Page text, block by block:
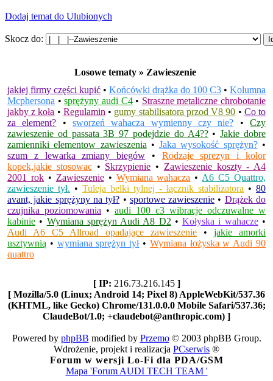
Dodaj temat do Ulubionych
Skocz do:
Losowe tematy » Zawieszenie
jakiej firmy części kupić • Końcówki drążka do 100 C3 • Kolumna
Mcphersona •sprężyny audi C4• Straszne metaliczne chrobotanie
jakby z koła • Regulamin • gumy stabilisatora przod V8 90 • Co to
za element? •sworzeń wahacza wymienny czy nie? •Czy
zawieszenie od passata 3B 97 podejdzie do A4??•Jakie dobre
zamienniki elementow zawieszenia •Jaka wysokość sprężyn?•
szum z lewarka zmiany biegów • Rodzaje sprezyn i kolor
kopek,jakie stosowac• Skrzypienie • Zawieszenie koszty - A4
2001 rok• Zawieszenie• Wymiana wahacza • A6 C5 Quattro,
zawieszenie tył. • Tuleja belki tylnej - łącznik stabilizatora • 80
avant, jakie sprężyny na tył? • sportowe zawieszenie • Drążek do
czujnika poziomowania • audi 100 c3 wibracje odczuwalne w
kabinie • Wymiana sprężyn Audi A8 D2 •Kołyska i wahacze•
Audi A6 C5 Allroad opadające zawieszenie • jakie amorki
usztywnią • wymiana sprężyn tył• Wymiana łożyska w Audi 90
quattro
[ IP: 216.73.216.145 ]
[ Mozilla/5.0 (Linux; Android 14; Pixel 8) AppleWebKit/537.36
(KHTML, like Gecko) Chrome/131.0.0.0 Mobile Safari/537.36;
ClaudeBot/1.0; +claudebot@anthropic.com) ]
Powered by phpBB modified by Przemo© 2003 phpBB Group.
Wdrożenie, projekt i realizacja PCserwis ®
Forum w wersji Lo-Fi dla PDA/GSM
Mapa 'Forum AUDI TECH TEAM '